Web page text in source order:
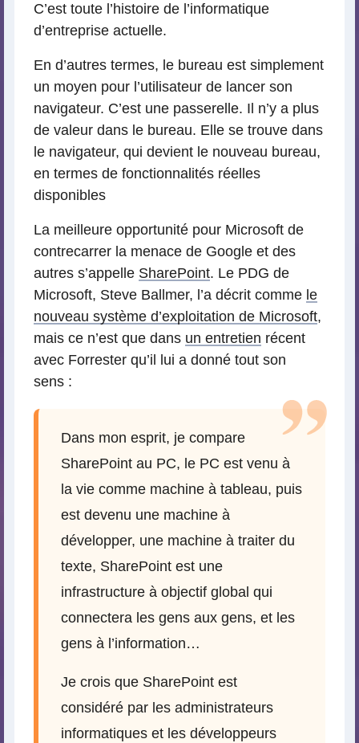
C’est toute l’histoire de l’informatique
d’entreprise actuelle.
En d’autres termes, le bureau est simplement
un moyen pour l’utilisateur de lancer son
navigateur. C’est une passerelle. Il n’y a plus
de valeur dans le bureau. Elle se trouve dans
le navigateur, qui devient le nouveau bureau,
en termes de fonctionnalités réelles
disponibles
La meilleure opportunité pour Microsoft de
contrecarrer la menace de Google et des
autres s’appelle SharePoint. Le PDG de
Microsoft, Steve Ballmer, l’a décrit comme le
nouveau système d’exploitation de Microsoft,
mais ce n’est que dans un entretien récent
avec Forrester qu’il lui a donné tout son
sens :
Dans mon esprit, je compare
SharePoint au PC, le PC est venu à
la vie comme machine à tableau, puis
est devenu une machine à
développer, une machine à traiter du
texte, SharePoint est une
infrastructure à objectif global qui
connectera les gens aux gens, et les
gens à l’information…
Je crois que SharePoint est
considéré par les administrateurs
informatiques et les développeurs